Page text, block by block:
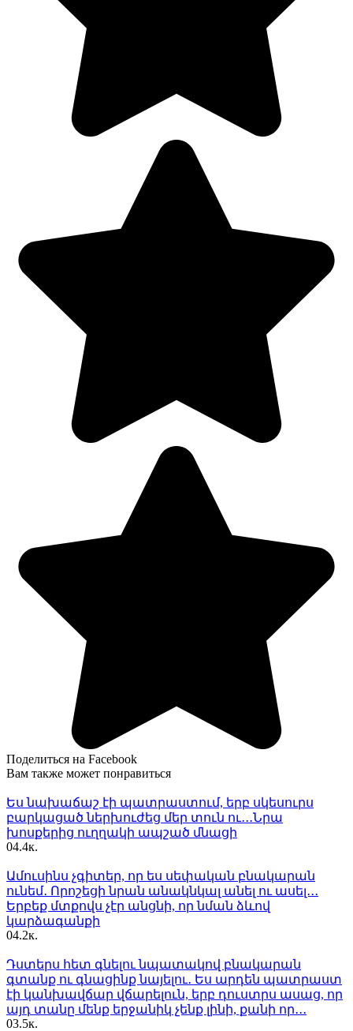
Поделиться на Facebook
Вам также может понравиться
Ես նախաճաշ էի պատրաստում, երբ սկեսուրս
բարկացած ներխուժեց մեր տուն ու․․․Նրա
խոսքերից ուղղակի ապշած մնացի
04.4к.
Ամուսինս չգիտեր, որ ես սեփական բնակարան
ունեմ․ Որոշեցի նրան անակնկալ անել ու ասել․․․
Երբեք մտքովս չէր անցնի, որ նման ձևով
կարձագանքի
04.2к.
Դստերս հետ գնելու նպատակով բնակարան
գտանք ու գնացինք նայելու․ Ես արդեն պատրաստ
էի կանխավճար վճարելուն, երբ դուստրս ասաց, որ
այդ տանը մենք երջանիկ չենք լինի, քանի որ․․․
03.5к.